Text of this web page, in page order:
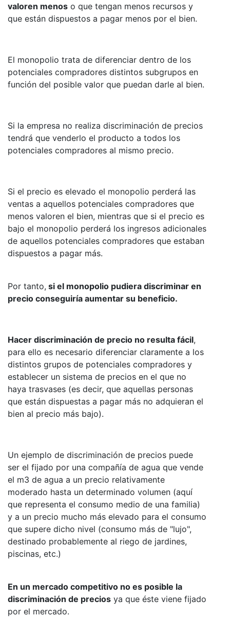
valoren menos o que tengan menos recursos y
que están dispuestos a pagar menos por el bien.
El monopolio trata de diferenciar dentro de los
potenciales compradores distintos subgrupos en
función del posible valor que puedan darle al bien.
Si la empresa no realiza discriminación de precios
tendrá que venderlo el producto a todos los
potenciales compradores al mismo precio.
Si el precio es elevado el monopolio perderá las
ventas a aquellos potenciales compradores que
menos valoren el bien, mientras que si el precio es
bajo el monopolio perderá los ingresos adicionales
de aquellos potenciales compradores que estaban
dispuestos a pagar más.
Por tanto, si el monopolio pudiera discriminar en
precio conseguiría aumentar su beneficio.
Hacer discriminación de precio no resulta fácil,
para ello es necesario diferenciar claramente a los
distintos grupos de potenciales compradores y
establecer un sistema de precios en el que no
haya trasvases (es decir, que aquellas personas
que están dispuestas a pagar más no adquieran el
bien al precio más bajo).
Un ejemplo de discriminación de precios puede
ser el fijado por una compañía de agua que vende
el m3 de agua a un precio relativamente
moderado hasta un determinado volumen (aquí
que representa el consumo medio de una familia)
y a un precio mucho más elevado para el consumo
que supere dicho nivel (consumo más de "lujo",
destinado probablemente al riego de jardines,
piscinas, etc.)
En un mercado competitivo no es posible la
discriminación de precios ya que éste viene fijado
por el mercado.